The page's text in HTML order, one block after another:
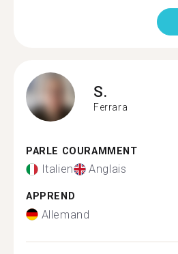
S.
Ferrara
PARLE COURAMMENT
Italien Anglais
APPREND
Allemand